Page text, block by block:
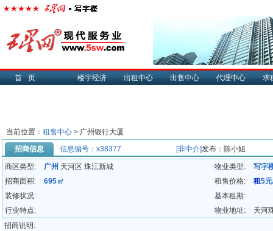
首页 楼宇经济 出租中心 出售中心 代理中心 求
当前位置： 租售中心 > 广州银行大厦
招商信息
信息编号：x38377 [非中介]发布：陈小姐
商区类型: 广州 天河区 珠江新城 物业类型:
写字
招商面积:
695㎡ 租售价格: 租5
装修状况:
基本租期:
行业特点:
物业地址:
天河
招商说明: